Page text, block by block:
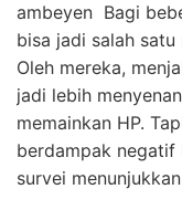
ambeyen Bagi
bisa jadi salah
Oleh mereka,
jadi lebih
memainkan HP.
berdampak negatif
survei